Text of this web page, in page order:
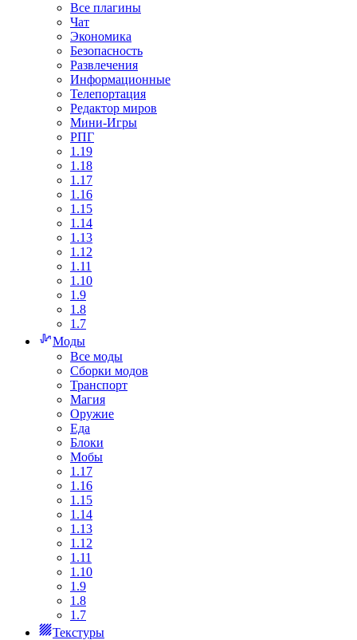
Все плагины
Чат
Экономика
Безопасность
Развлечения
Информационные
Телепортация
Редактор миров
Мини-Игры
РПГ
1.19
1.18
1.17
1.16
1.15
1.14
1.13
1.12
1.11
1.10
1.9
1.8
1.7
Моды
Все моды
Сборки модов
Транспорт
Магия
Оружие
Еда
Блоки
Мобы
1.17
1.16
1.15
1.14
1.13
1.12
1.11
1.10
1.9
1.8
1.7
Текстуры